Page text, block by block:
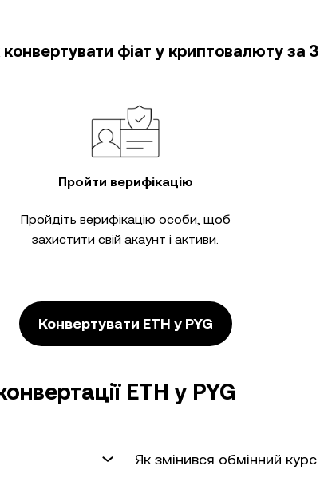
фіат у криптовалюту за
Пройти верифікацію
Пройдіть верифікацію особи, щоб
захистити свій акаунт і активи.
Конвертувати ETH у PYG
ETH у PYG
Як змінився обмінний